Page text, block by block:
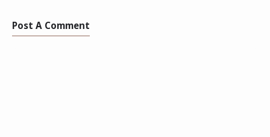
Post A Comment